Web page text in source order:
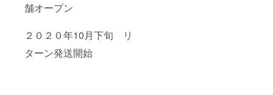
舗オープン
２０２０年10月下旬 リ
ターン発送開始